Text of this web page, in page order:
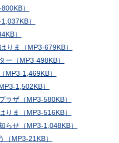
）
）
）
りま（MP3-679KB）
ー（MP3-498KB）
MP3-1,469KB）
1,502KB）
ラザ（MP3-580KB）
りま（MP3-516KB）
らせ（MP3-1,048KB）
MP3-21KB）